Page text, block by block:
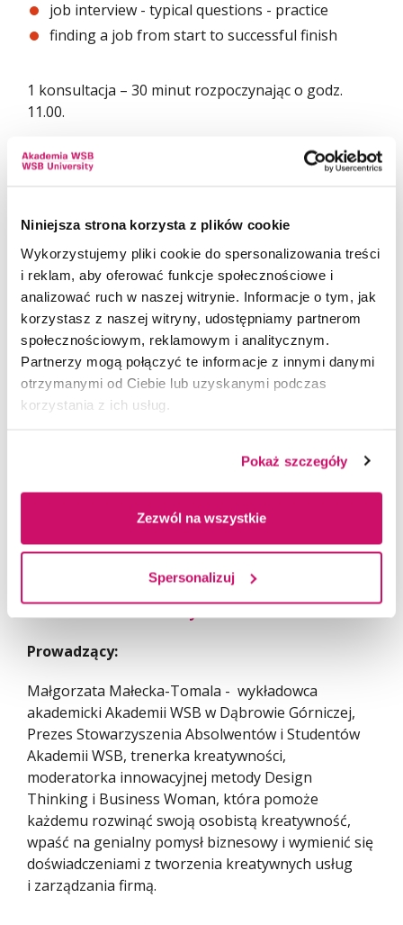
Niniejsza strona korzysta z plików cookie
Wykorzystujemy pliki cookie do spersonalizowania treści
i reklam, aby oferować funkcje społecznościowe i
analizować ruch w naszej witrynie. Informacje o tym, jak
korzystasz z naszej witryny, udostępniamy partnerom
społecznościowym, reklamowym i analitycznym.
Partnerzy mogą połączyć te informacje z innymi danymi
otrzymanymi od Ciebie lub uzyskanymi podczas
korzystania z ich usług.
Pokaż szczegóły
Zezwól na wszystkie
Spersonalizuj
job interview - typical questions - practice
finding a job from start to successful finish
1 konsultacja – 30 minut rozpoczynając o godz.
11.00.
Prowadzący:
brytyjskiej. Pracownik dydaktyczny Akademii WSB -
lektor języka angielskiego ogólnego, wykładowca
Literatury Brytyjskiej oraz Amerykańskiej.
Egzaminator TOEIC i PTE. Prywatnie miłośniczka
muzyki, kina i książek.
Zapisz się!
18.11.2022r. godz. 10.00 - 11.40
Konsultacje biznesowe dla początkujących –
Pomysł wart miliony czyli jak stworzyć
kreatywną firmę! 20-minutowe sesje on-line
z mentorem biznesowym.
Prowadzący:
Małgorzata Małecka-Tomala - wykładowca
akademicki Akademii WSB w Dąbrowie Górniczej,
Prezes Stowarzyszenia Absolwentów i Studentów
Akademii WSB, trenerka kreatywności,
moderatorka innowacyjnej metody Design
Thinking i Business Woman, która pomoże
każdemu rozwinąć swoją osobistą kreatywność,
wpaść na genialny pomysł biznesowy i wymienić się
doświadczeniami z tworzenia kreatywnych usług
i zarządzania firmą.